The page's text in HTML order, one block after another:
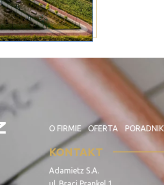
O FIRMIE OFERTA PORADNIK
KONTAKT
Adamietz S.A.